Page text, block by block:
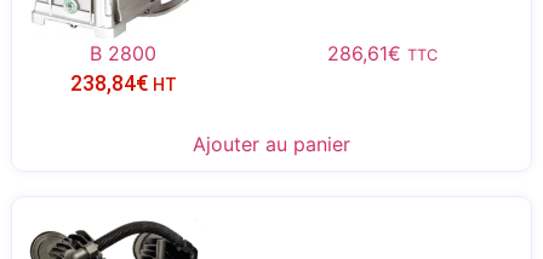
B 2800 286,61€ TTC
238,84€ HT
Ajouter au panier